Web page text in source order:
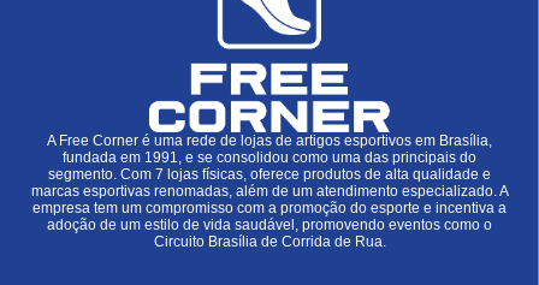
A Free Corner é uma rede de lojas de artigos esportivos em Brasília,
fundada em 1991, e se consolidou como uma das principais do
segmento. Com 7 lojas físicas, oferece produtos de alta qualidade e
marcas esportivas renomadas, além de um atendimento especializado. A
empresa tem um compromisso com a promoção do esporte e incentiva a
adoção de um estilo de vida saudável, promovendo eventos como o
Circuito Brasília de Corrida de Rua.